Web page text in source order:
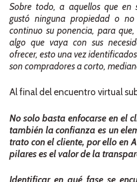
Sobre todo, a aquellos que en
gustó ninguna propiedad o no
continuo su ponencia, para
algo que vaya con sus
ofrecer, esto una vez
son compradores a corto,
Al final del encuentro virtual
No solo basta enfocarse en el
también la confianza es un
trato con el cliente, por ello en
pilares es el valor de la